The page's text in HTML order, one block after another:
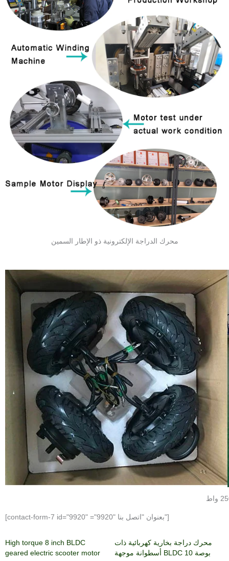
محرك الدراجة الإلكترونية ذو الإطار السمين
[contact-form-7 id="9920" ="9920" بعنوان "اتصل بنا"]
High torque 8 inch BLDC
geared electric scooter motor
محرك دراجة بخارية كهربائية ذات
أسطوانة موجهة BLDC 10 بوصة